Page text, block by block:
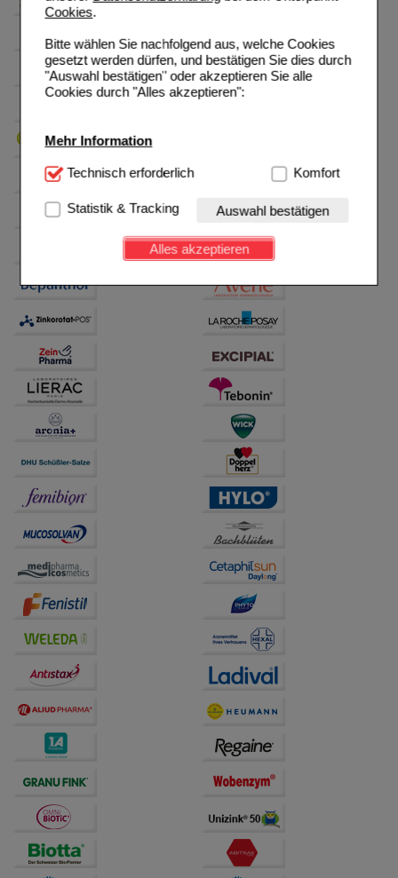
Cookies.
Bitte wählen Sie nachfolgend aus, welche Cookies
gesetzt werden dürfen, und bestätigen Sie dies durch
"Auswahl bestätigen" oder akzeptieren Sie alle
Cookies durch "Alles akzeptieren":
Mehr Information
Technisch Notwendig:Hierbei handelt es sich um
Website notwendig sind (z.B. Navigation, Warenkorb,
Kundenkonto), weshalb auf diese nicht verzichtet
werden kann.
Einkaufserlebnis noch ansprechender zu gestalten,
beispielsweise für die Wiedererkennung des
Besuchers oder unsere Seite an bevorzugte
Verhaltensweisen (z.B. Spracheinstellung)
anzupassen. Komfort-Cookies ermöglichen es uns
auch auf Ihre Bedürfnisse zugeschrittene Inhalte
anzuzeigen und unser Partnerprogramm zu
betreiben.
Statistik & Tracking:
Hierüber lassen sich
Informationen über die Art und Weise der Nutzung
unserer Website sammeln, mit deren Hilfe wir unsere
Website weiter für Sie optimieren können, den Inhalt
auf unserer Website aber auch die Werbung auf
Drittseiten möglichst relevant für Sie zu gestalten.
Bitte beachten Sie, dass Daten hierfür teilweise an
Dritte wie z.B. Google oder soziale Medien
Technisch erforderlich Komfort
Statistik & Tracking Auswahl bestätigen
Alles akzeptieren